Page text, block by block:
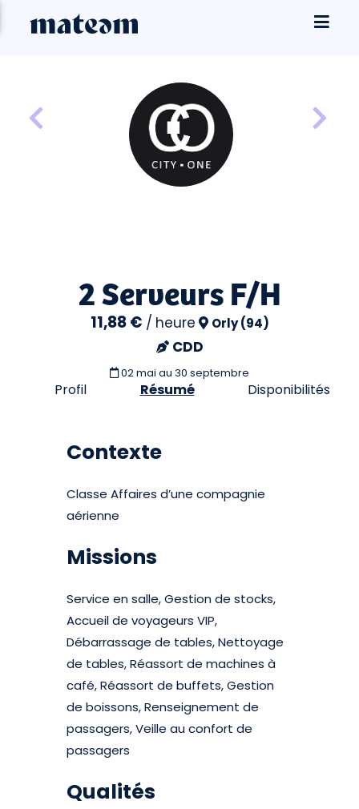
2 Serveurs F/H
11,88 € / heure Orly (94)
CDD
02 mai au 30 septembre
Profil Résumé Disponibilités
Contexte
Classe Affaires d’une compagnie
aérienne
Missions
Service en salle, Gestion de stocks,
Accueil de voyageurs VIP,
Débarrassage de tables, Nettoyage
de tables, Réassort de machines à
café, Réassort de buffets, Gestion
de boissons, Renseignement de
passagers, Veille au confort de
passagers
Qualités